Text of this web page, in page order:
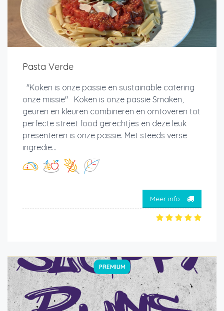
Pasta Verde
"Koken is onze passie en sustainable catering
onze missie" Koken is onze passie Smaken,
geuren en kleuren combineren en omtoveren tot
perfecte street food gerechtjes en deze leuk
presenteren is onze passie. Met steeds verse
ingredie...
Meer info
PREMIUM